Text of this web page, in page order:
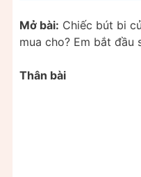
Mở bài: Chiếc bút bi
mua cho? Em bắt
Thân bài